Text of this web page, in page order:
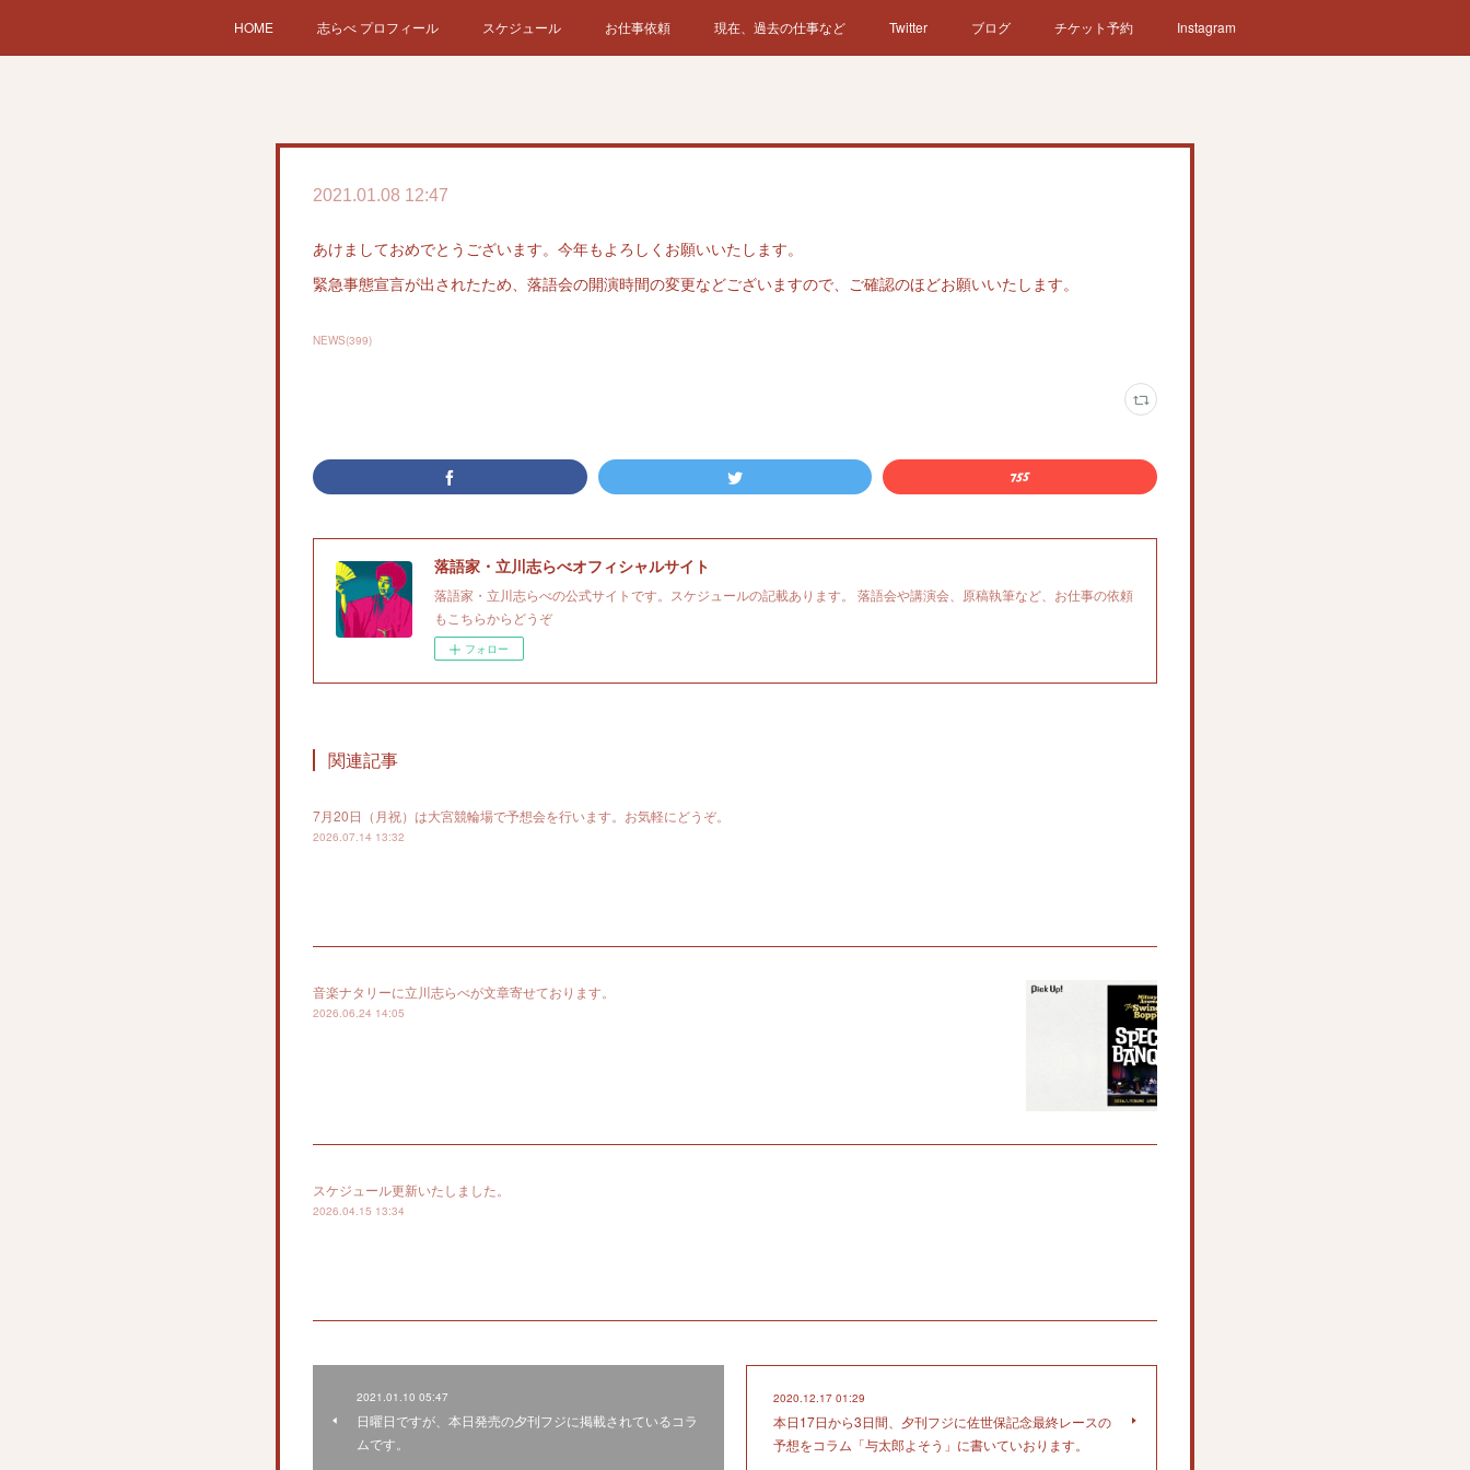
HOME 志らべ プロフィール スケジュール お仕事依頼 現在、過去の仕事など Twitter ブログ チケット予約 Instagram
2021.01.08 12:47
あけましておめでとうございます。今年もよろしくお願いいたします。
緊急事態宣言が出されたため、落語会の開演時間の変更などございますので、ご確認のほどお願いいたします。
NEWS(399)
落語家・立川志らべオフィシャルサイト
落語家・立川志らべの公式サイトです。スケジュールの記載あります。 落語会や講演会、原稿執筆など、お仕事の依頼
もこちらからどうぞ
フォロー
関連記事
7月20日（月祝）は大宮競輪場で予想会を行います。お気軽にどうぞ。
2026.07.14 13:32
音楽ナタリーに立川志らべが文章寄せております。
2026.06.24 14:05
スケジュール更新いたしました。
2026.04.15 13:34
2021.01.10 05:47
日曜日ですが、本日発売の夕刊フジに掲載されているコラ
ムです。
2020.12.17 01:29
本日17日から3日間、夕刊フジに佐世保記念最終レースの
予想をコラム「与太郎よそう」に書いていおります。